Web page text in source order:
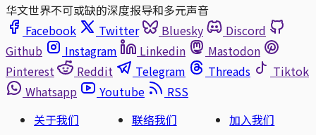
华文世界不可或缺的深度报导和多元声音
Facebook
Twitter Bluesky
Discord
Github
Instagram Linkedin
Mastodon
Pinterest
Reddit Telegram Threads
Tiktok
Whatsapp
Youtube
RSS
关于我们
联络我们
加入我们